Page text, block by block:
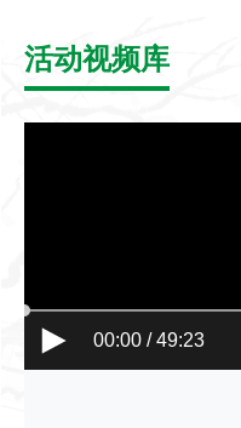
活动视频库
00:00 / 49:23